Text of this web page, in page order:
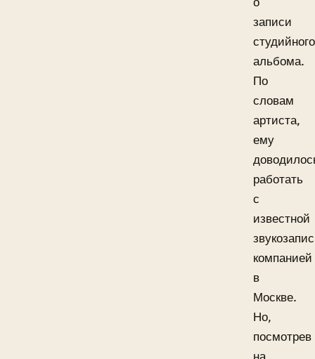
записи
студийного
альбома.
По
словам
артиста,
ему
работать
с
известной
компанией
в
Москве.
Но,
посмотрев
на